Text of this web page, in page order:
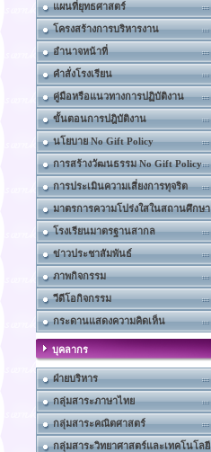
แผนที่ยุทธศาสตร์
โครงสร้างการบริหารงาน
อำนาจหน้าที่
คำสั่งโรงเรียน
คู่มือหรือแนวทางการปฏิบัติงาน
ขั้นตอนการปฎิบัติงาน
นโยบาย No Gift Policy
การสร้างวัฒนธรรม No Gift Policy
การประเมินความเสี่ยงการทุจริต
มาตรการความโปร่งใสในสถานศึกษา
โรงเรียนมาตรฐานสากล
ข่าวประชาสัมพันธ์
ภาพกิจกรรม
วีดีโอกิจกรรม
กระดานแสดงความคิดเห็น
บุคลากร
ฝ่ายบริหาร
กลุ่มสาระภาษาไทย
กลุ่มสาระคณิตศาสตร์
กลุ่มสาระวิทยาศาสตร์และเทคโนโลยี